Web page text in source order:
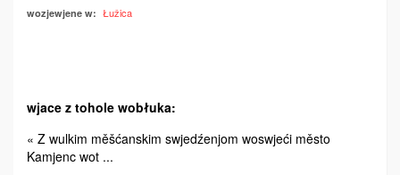
wozjewjene w: Łužica
wjace z tohole wobłuka:
« Z wulkim měšćanskim swjedźenjom woswjeći město
Kamjenc wot ...